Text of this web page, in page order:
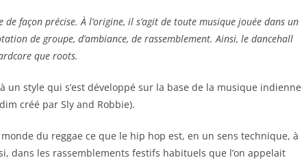
façon précise. À l’origine, il s’agit de toute musique jouée dans un
de groupe, d’ambiance, de rassemblement. Ainsi, le dancehall
que roots.
un style qui s’est développé sur la base de la musique indienne
créé par Sly and Robbie).
du reggae ce que le hip hop est, en un sens technique, à
dans les rassemblements festifs habituels que l’on appelait